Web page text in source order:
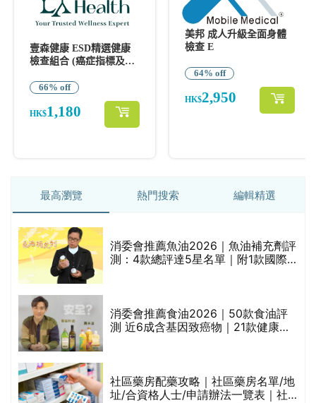
最高瀏覽 熱門搜索 編輯精選
消委會推薦魚油2026｜魚油補充劑評
測：4款總評達5星名單｜附1款國際
消委會推薦食油2026｜50款食油評
測 近6成含基因致癌物｜21款健康煮
社區藥房配藥攻略｜社區藥房名單/地
址/合資格人士/申請辦法一覽表｜社